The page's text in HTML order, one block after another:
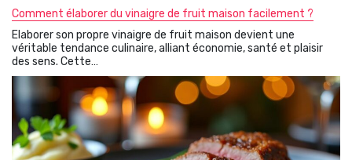
Comment élaborer du vinaigre de fruit maison facilement ?
Elaborer son propre vinaigre de fruit maison devient une
véritable tendance culinaire, alliant économie, santé et plaisir
des sens. Cette…